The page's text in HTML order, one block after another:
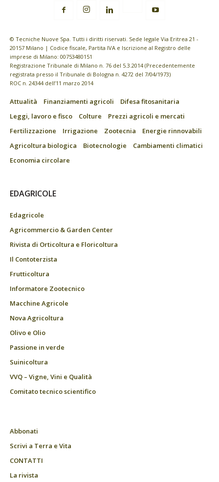
© Tecniche Nuove Spa. Tutti i diritti riservati. Sede legale Via Eritrea 21 -
20157 Milano | Codice fiscale, Partita IVA e Iscrizione al Registro delle
imprese di Milano: 00753480151
Registrazione Tribunale di Milano n. 76 del 5.3.2014 (Precedentemente
registrata presso il Tribunale di Bologna n. 4272 del 7/04/1973)
ROC n. 24344 dell’11 marzo 2014
Attualità Finanziamenti agricoli
Difesa fitosanitaria
Leggi, lavoro e fisco
Colture
Prezzi agricoli e mercati
Fertilizzazione
Irrigazione Zootecnia
Energie rinnovabili
Agricoltura biologica
Biotecnologie
Cambiamenti climatici
Economia circolare
EDAGRICOLE
Edagricole
Agricommercio & Garden Center
Rivista di Orticoltura e Floricoltura
Il Contoterzista
Frutticoltura
Informatore Zootecnico
Macchine Agricole
Nova Agricoltura
Olivo e Olio
Passione in verde
Suinicoltura
VVQ – Vigne, Vini e Qualità
Comitato tecnico scientifico
Abbonati
Scrivi a Terra e Vita
CONTATTI
La rivista